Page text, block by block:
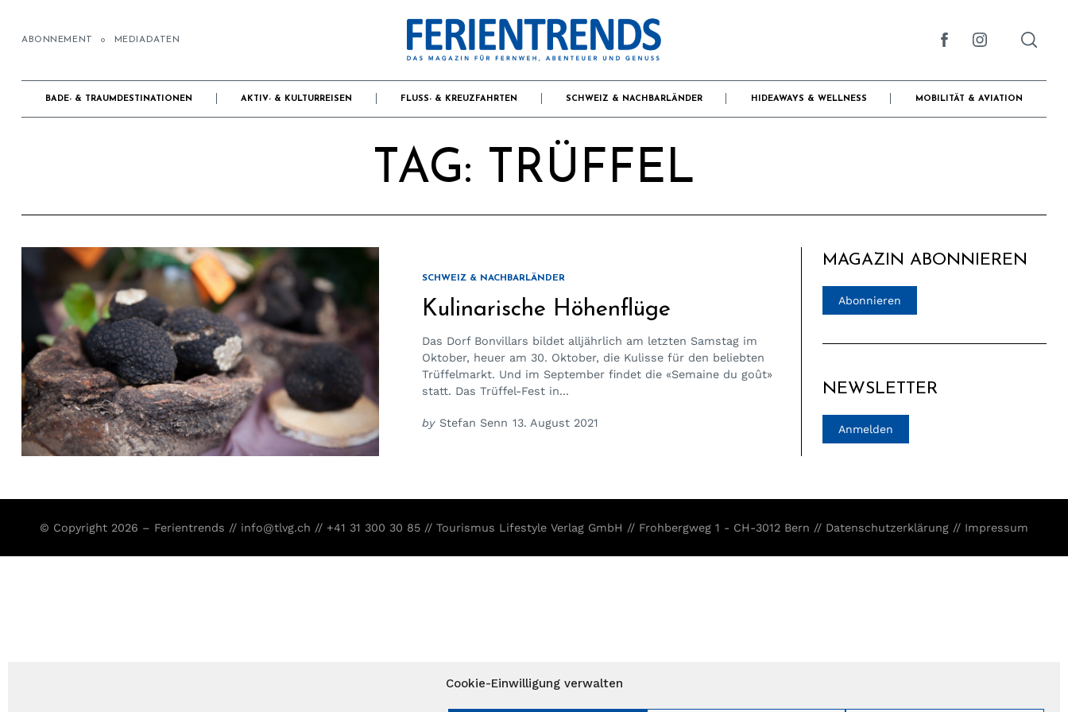
Cookie-Einwilligung verwalten
ABONNEMENT MEDIADATEN
BADE- & TRAUMDESTINATIONEN AKTIV- & KULTURREISEN FLUSS- & KREUZFAHRTEN SCHWEIZ & NACHBARLÄNDER HIDEAWAYS & WELLNESS MOBILITÄT & AVIATION
TAG: TRÜFFEL
SCHWEIZ & NACHBARLÄNDER
Kulinarische Höhenflüge
Das Dorf Bonvillars bildet alljährlich am letzten Samstag im
Oktober, heuer am 30. Oktober, die Kulisse für den beliebten
Trüffelmarkt. Und im September findet die «Semaine du goût»
statt. Das Trüffel-Fest in...
by Stefan Senn 13. August 2021
MAGAZIN ABONNIEREN
Abonnieren
NEWSLETTER
Anmelden
© Copyright 2026 – Ferientrends // info@tlvg.ch // +41 31 300 30 85 // Tourismus Lifestyle Verlag GmbH // Frohbergweg 1 - CH-3012 Bern // Datenschutzerklärung // Impressum